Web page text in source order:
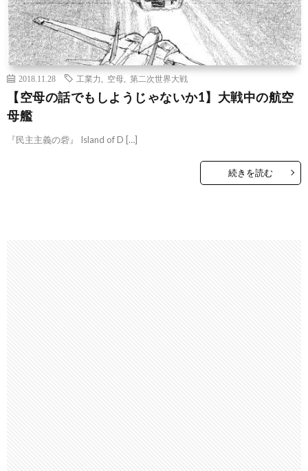
2018.11.28 工業力 空母 第二次世界大戦
【空母の話でもしようじゃないか1】大戦中の航空
母艦
『民主主義の砦』 Island of D […]
続きを読む